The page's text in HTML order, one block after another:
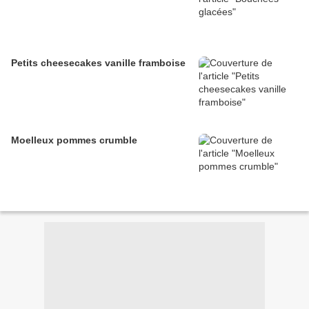
Petits cheesecakes vanille framboise
Moelleux pommes crumble